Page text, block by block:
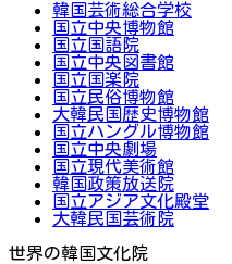
韓国芸術総合学校
国立中央博物館
国立国語院
国立中央図書館
国立国楽院
国立民俗博物館
大韓民国歴史博物館
国立ハングル博物館
国立中央劇場
国立現代美術館
韓国政策放送院
国立アジア文化殿堂
大韓民国芸術院
世界の韓国文化院